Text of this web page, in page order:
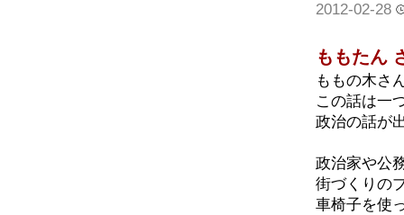
2012-02-28
ももたん
ももの木さ
この話は一
政治の話が
政治家や公
街づくりの
車椅子を使